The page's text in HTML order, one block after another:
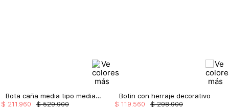
Bota caña media tipo media hot fix multi
$ 529.900
$ 211 960
Botin con herraje decorativo
$ 298.900
$ 119 560